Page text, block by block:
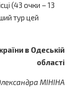
(43 очки – 13
тур цей
в Одеській
області
МІНІНА